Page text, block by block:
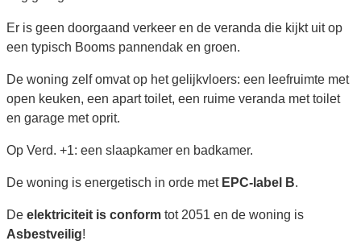
Er is geen doorgaand verkeer en de veranda die kijkt uit op
een typisch Booms pannendak en groen.
De woning zelf omvat op het gelijkvloers: een leefruimte met
open keuken, een apart toilet, een ruime veranda met toilet
en garage met oprit.
Op Verd. +1: een slaapkamer en badkamer.
De woning is energetisch in orde met EPC-label B.
De elektriciteit is conform tot 2051 en de woning is
Asbestveilig!